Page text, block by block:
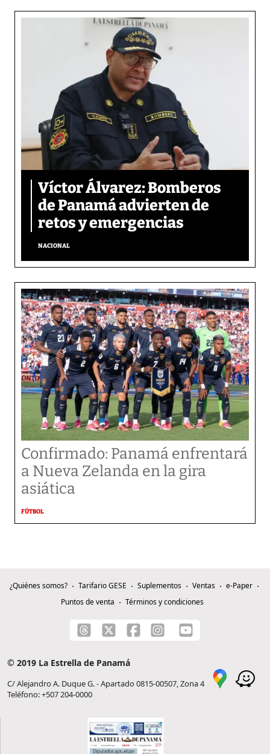
Víctor Álvarez: Bomberos
de Panamá advierten de
retos y emergencias
NACIONAL
Confirmado: Panamá enfrentará
a Nueva Zelanda en la gira
asiática
FÚTBOL
¿Quiénes somos? Tarifario GESE Suplementos Ventas
e-Paper
Puntos de venta
Términos y condiciones
© 2019 La Estrella de Panamá
C/ Alejandro A. Duque G. - Apartado 0815-00507, Zona 4
Teléfono: +507 204-0000